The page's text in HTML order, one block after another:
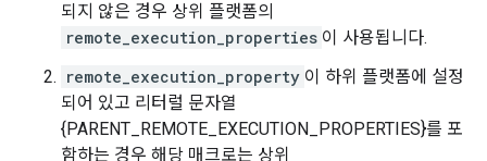
되지 않은 경우 상위 플랫폼의
remote_execution_properties 이 사용됩니다.
remote_execution_property 이 하위 플랫폼에 설정
되어 있고 리터럴 문자열
{PARENT_REMOTE_EXECUTION_PROPERTIES}를 포
함하는 경우 해당 매크로는 상위